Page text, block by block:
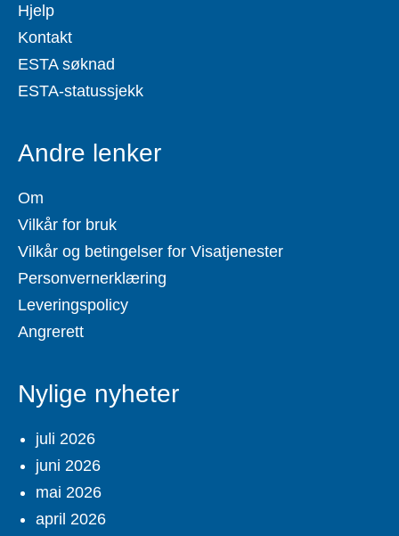
Hjelp
Kontakt
ESTA søknad
ESTA-statussjekk
Andre lenker
Om
Vilkår for bruk
Vilkår og betingelser for Visatjenester
Personvernerklæring
Leveringspolicy
Angrerett
Nylige nyheter
juli 2026
juni 2026
mai 2026
april 2026